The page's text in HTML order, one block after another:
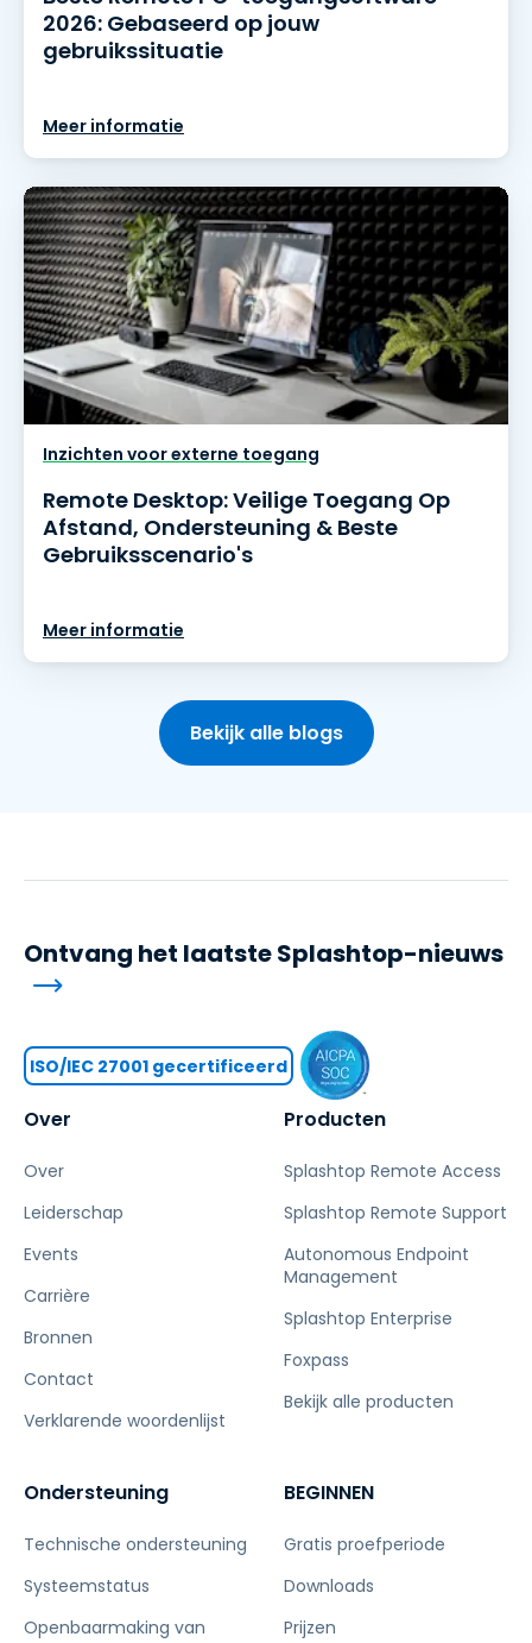
2026: Gebaseerd op jouw
gebruikssituatie
Meer informatie
Inzichten voor externe toegang
Remote Desktop: Veilige Toegang Op
Afstand, Ondersteuning & Beste
Gebruiksscenario's
Meer informatie
Bekijk alle blogs
Over
Over
Leiderschap
Events
Carrière
Bronnen
Contact
Verklarende woordenlijst
Producten
Splashtop Remote Access
Splashtop Remote Support
Autonomous Endpoint
Management
Splashtop Enterprise
Foxpass
Bekijk alle producten
Ondersteuning
Technische ondersteuning
Systeemstatus
Openbaarmaking van
BEGINNEN
Gratis proefperiode
Downloads
Prijzen
Ontvang het laatste Splashtop-nieuws
ISO/IEC 27001 gecertificeerd